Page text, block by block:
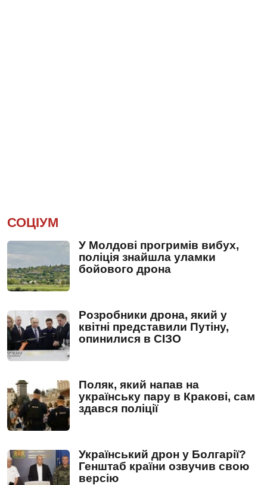
СОЦІУМ
У Молдові прогримів вибух,
поліція знайшла уламки
бойового дрона
Розробники дрона, який у
квітні представили Путіну,
опинилися в СІЗО
Поляк, який напав на
українську пару в Кракові, сам
здався поліції
Український дрон у Болгарії?
Генштаб країни озвучив свою
версію